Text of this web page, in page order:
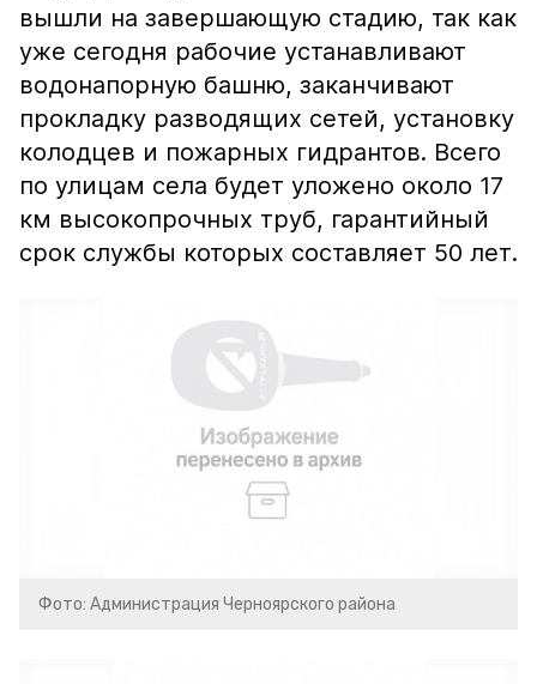
вышли на завершающую стадию, так как
уже сегодня рабочие устанавливают
водонапорную башню, заканчивают
прокладку разводящих сетей, установку
колодцев и пожарных гидрантов. Всего
по улицам села будет уложено около 17
км высокопрочных труб, гарантийный
срок службы которых составляет 50 лет.
Фото: Администрация Черноярского района